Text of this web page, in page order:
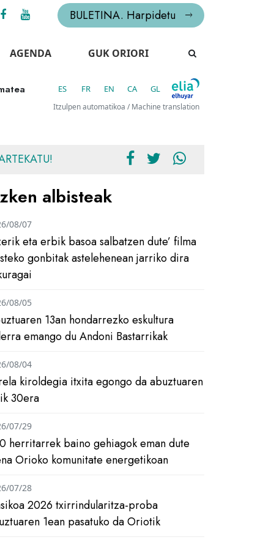
BULETINA. Harpidetu
AGENDA GUK ORIORI
ES FR EN CA GL
Itzulpen automatikoa / Machine translation
albisteak
eta erbik basoa salbatzen dute’ filma
gonbitak astelehenean jarriko dira
08/07
13an hondarrezko eskultura
emango du Andoni Bastarrikak
08/05
kiroldegia itxita egongo da abuztuaren
30era
08/04
herritarrek baino gehiagok eman dute
Orioko komunitate energetikoan
07/29
2026 txirrindularitza-proba
1ean pasatuko da Oriotik
07/28